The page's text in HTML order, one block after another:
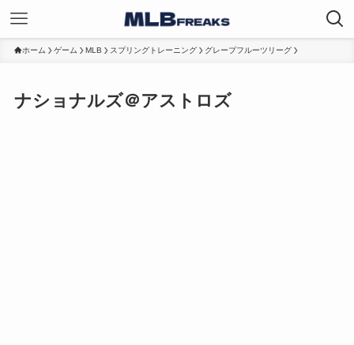
ホーム ゲーム MLB スプリングトレーニング グレープフルーツリーグ
ナショナルズ＠アストロズ